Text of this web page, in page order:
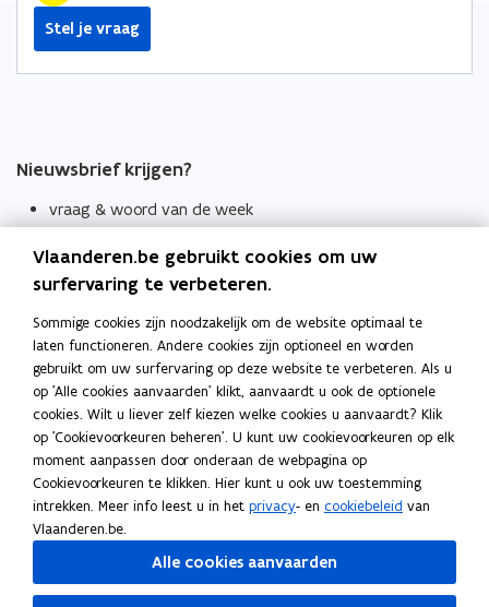
Stel je vraag
Nieuwsbrief krijgen?
vraag & woord van de week
Schrijf je in
Thema's
Taaladviezen
Spellingregels
Tips voor duidelijke taal
Bekijk ook
Spellingtests
Boek- en webwijzer
Vlaanderen.be gebruikt cookies om uw
surfervaring te verbeteren.
Sommige cookies zijn noodzakelijk om de website optimaal te
laten functioneren. Andere cookies zijn optioneel en worden
gebruikt om uw surfervaring op deze website te verbeteren. Als u
op 'Alle cookies aanvaarden' klikt, aanvaardt u ook de optionele
cookies. Wilt u liever zelf kiezen welke cookies u aanvaardt? Klik
op 'Cookievoorkeuren beheren'. U kunt uw cookievoorkeuren op elk
moment aanpassen door onderaan de webpagina op
Cookievoorkeuren te klikken. Hier kunt u ook uw toestemming
intrekken. Meer info leest u in het privacy- en cookiebeleid van
Vlaanderen.be.
Alle cookies aanvaarden